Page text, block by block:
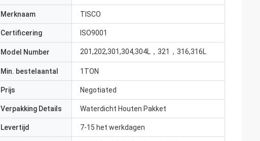
Merknaam TISCO
Certificering ISO9001
Model Number 201,202,301,304,304L，321，316,316L
Min. bestelaantal 1TON
Prijs Negotiated
Verpakking Details Waterdicht Houten Pakket
Levertijd 7-15 het werkdagen